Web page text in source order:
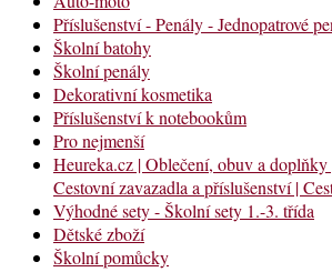
Příslušenství - Penály - Jednopatrové
Školní batohy
Školní penály
Dekorativní kosmetika
Příslušenství k notebookům
Pro nejmenší
Heureka.cz | Oblečení, obuv a
Cestovní zavazadla a příslušenství |
Výhodné sety - Školní sety 1.-3. třída
Dětské zboží
Školní pomůcky